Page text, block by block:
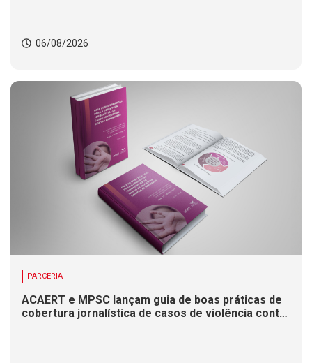
06/08/2026
PARCERIA
ACAERT e MPSC lançam guia de boas práticas de
cobertura jornalística de casos de violência contra